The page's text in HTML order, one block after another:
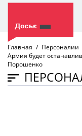
Главная
Персоналии
Армия будет
Порошенко